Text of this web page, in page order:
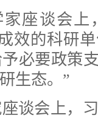
座谈会上
效的科研
必要政策
生态。”
会上，习